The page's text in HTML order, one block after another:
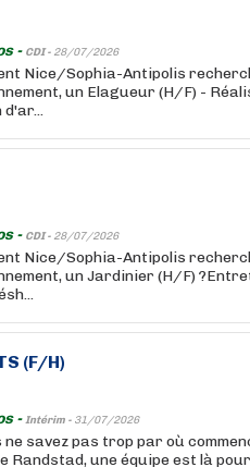
- CDI - 28/07/2026
Nice/Sophia-Antipolis
un Elagueur (H/F) -
- CDI - 28/07/2026
Nice/Sophia-Antipolis
un Jardinier (H/F)
(F/H)
-Intérim - 31/07/2026
savez pas trop par où
Randstad, une équipe est là